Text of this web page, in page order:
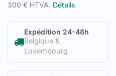
300 € HTVA. Détails
Expédition 24-48h
Belgique &
Luxembourg